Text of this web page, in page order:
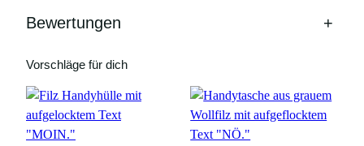
Bewertungen +
Vorschläge für dich